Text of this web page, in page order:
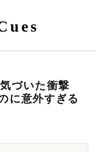
づいた衝撃
に意外すぎる